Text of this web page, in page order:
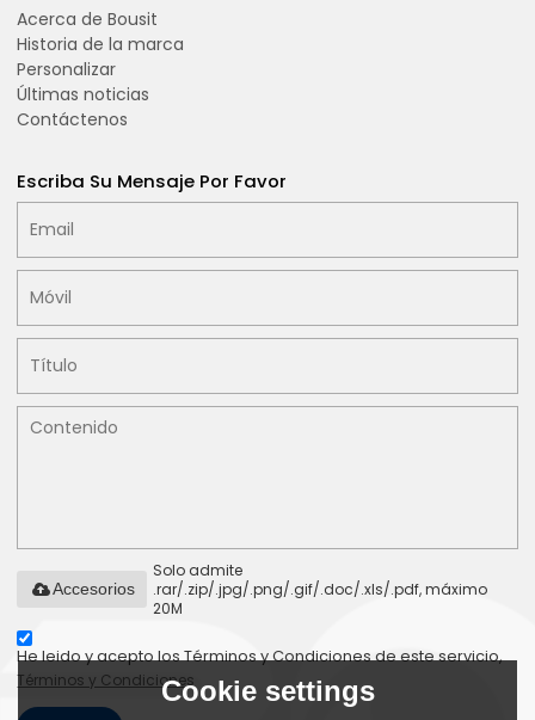
Acerca de Bousit
Historia de la marca
Personalizar
Últimas noticias
Contáctenos
Escriba Su Mensaje Por Favor
Solo admite
.rar/.zip/.jpg/.png/.gif/.doc/.xls/.pdf, máximo
20M
Accesorios
He leido y acepto los Términos y Condiciones de este servicio,
Términos y CondicionesCookie settings